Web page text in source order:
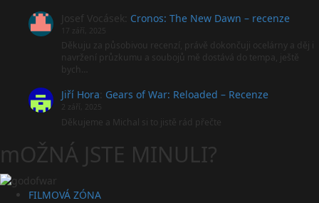
Josef Vocásek Cronos: The New Dawn – recenze
17 září, 2025
Děkuju za působivou recenzí, právě dokončuji ocelárny a děj i
navržení průzkumu a soubojů mě dostává do tempa, ještě
bych…
Jiří Hora Gears of War: Reloaded – Recenze
2 září, 2025
Děkujeme a Michal si to jistě rád přečte
mOŽNÁ JSTE MINULI?
FILMOVÁ ZÓNA